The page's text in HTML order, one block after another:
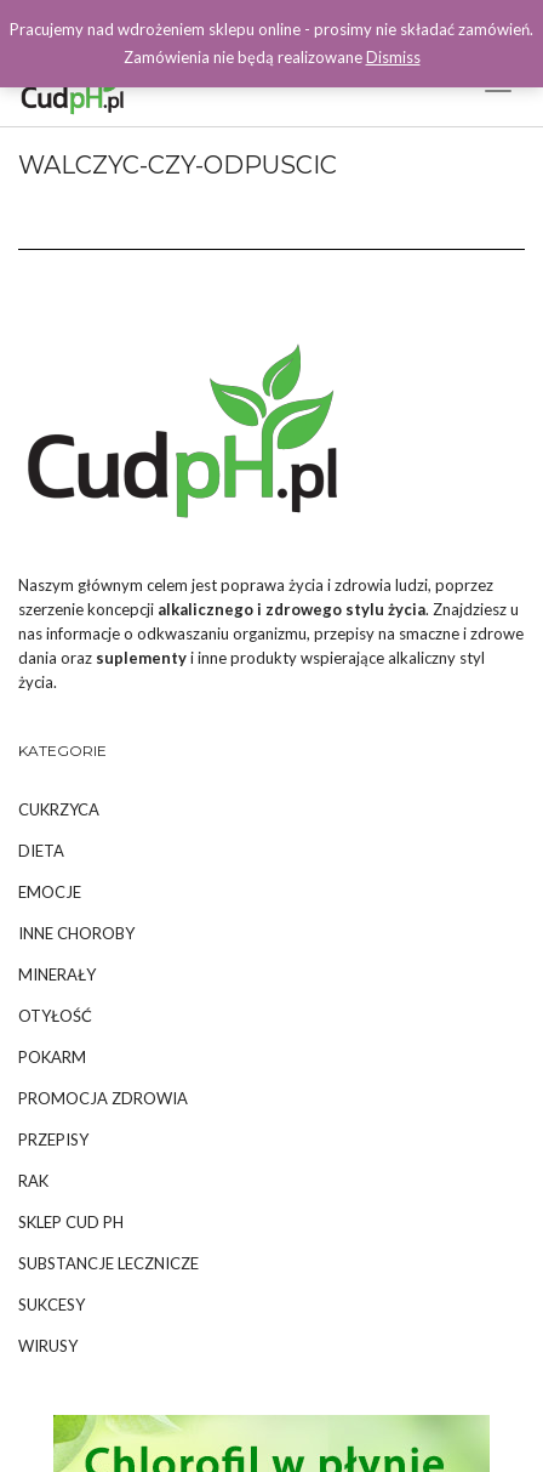
Facebook
WALCZYC-CZY-ODPUSCIC
Naszym głównym celem jest poprawa życia i zdrowia ludzi, poprzez
szerzenie koncepcji alkalicznego i zdrowego stylu życia. Znajdziesz u
nas informacje o odkwaszaniu organizmu, przepisy na smaczne i zdrowe
dania oraz suplementyi inne produkty wspierające alkaliczny styl
życia.
KATEGORIE
CUKRZYCA
DIETA
EMOCJE
INNE CHOROBY
MINERAŁY
OTYŁOŚĆ
POKARM
PROMOCJA ZDROWIA
PRZEPISY
RAK
SKLEP CUD PH
SUBSTANCJE LECZNICZE
SUKCESY
WIRUSY
Pracujemy nad wdrożeniem sklepu online - prosimy nie składać zamówień.
Zamówienia nie będą realizowaneDismiss